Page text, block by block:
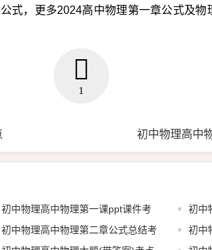
式，更多2024高中物理第一章公式及物
1
初中物理高中
初中物理高中物理第一课ppt课件考
初中
初中物理高中物理第二章公式总结考
初中